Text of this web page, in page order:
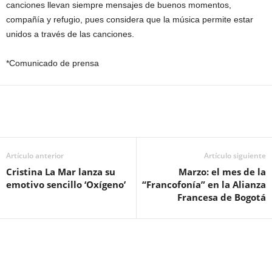
canciones llevan siempre mensajes de buenos momentos,
compañía y refugio, pues considera que la música permite estar
unidos a través de las canciones.
*Comunicado de prensa
Artículo anterior
Cristina La Mar lanza su
emotivo sencillo ‘Oxígeno’
Artículo siguiente
Marzo: el mes de la
“Francofonía” en la Alianza
Francesa de Bogotá